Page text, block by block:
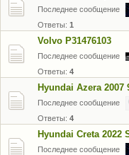
Последнее сообщение
Ответы: 1
Volvo P31476103
Последнее сообщение
Ответы: 4
Hyundai Azera 2007
Последнее сообщение
Ответы: 4
Hyundai Creta 2022
Последнее сообщение